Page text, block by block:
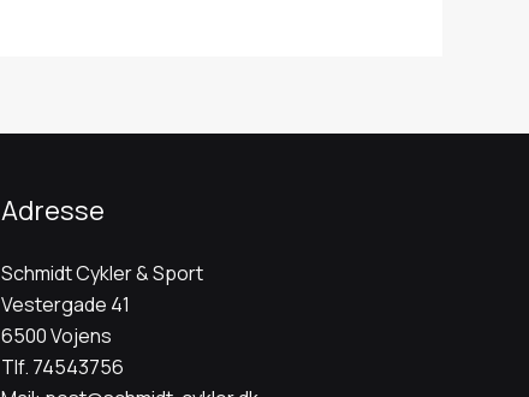
Adresse
Schmidt Cykler & Sport
Vestergade 41
6500 Vojens
Tlf. 74543756